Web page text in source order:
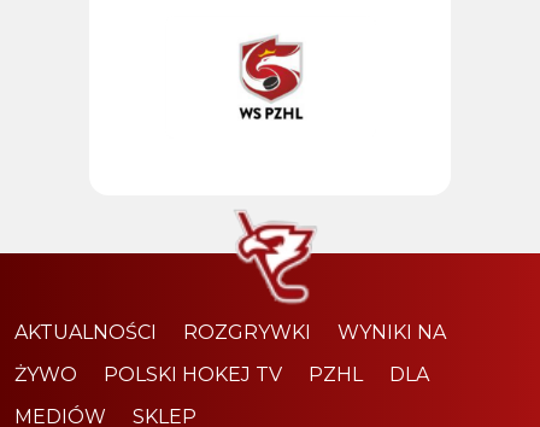
AKTUALNOŚCI ROZGRYWKI
WYNIKI NA
ŻYWO
POLSKI HOKEJ TV PZHL
DLA
MEDIÓW
SKLEP